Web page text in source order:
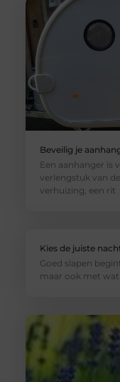
Beveilig je
Een aanhanger is
verlengstuk van
verhuizing, een rit
Kies de juiste
Goed slapen
maar ook met wat